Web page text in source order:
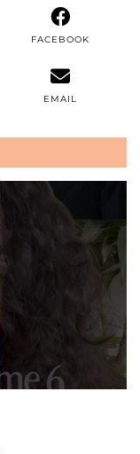
FACEBOOK
EMAIL